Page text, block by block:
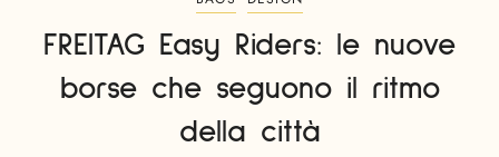
FREITAG Easy Riders: le nuove
borse che seguono il ritmo
della città